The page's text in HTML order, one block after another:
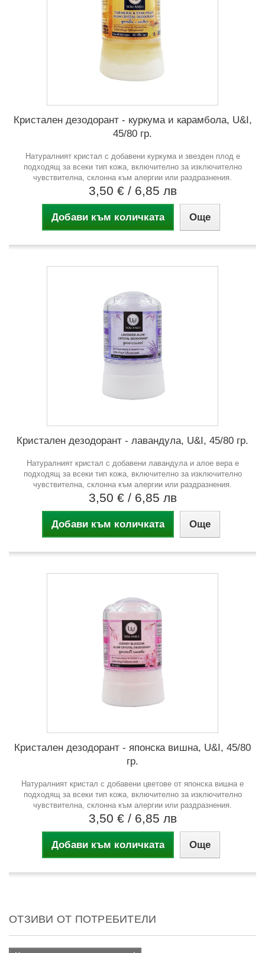
Кристален дезодорант - куркума и карамбола, U&I,
45/80 гр.
Натуралният кристал с добавени куркума и звезден плод е
подходящ за всеки тип кожа, включително за изключително
чувствителна, склонна към алергии или раздразнения.
3,50 € / 6,85 лв
Добави към количката Още
Кристален дезодорант - лавандула, U&I, 45/80 гр.
Натуралният кристал с добавени лавандула и алое вера е
подходящ за всеки тип кожа, включително за изключително
чувствителна, склонна към алергии или раздразнения.
3,50 € / 6,85 лв
Добави към количката Още
Кристален дезодорант - японска вишна, U&I, 45/80
гр.
Натуралният кристал с добавени цветове от японска вишна е
подходящ за всеки тип кожа, включително за изключително
чувствителна, склонна към алергии или раздразнения.
3,50 € / 6,85 лв
Добави към количката Още
ОТЗИВИ ОТ ПОТРЕБИТЕЛИ